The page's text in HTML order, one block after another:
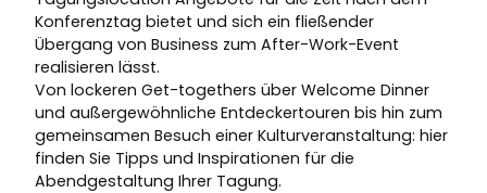
Konferenztag bietet und sich ein fließender
Übergang von Business zum After-Work-Event
realisieren lässt.
Von lockeren Get-togethers über Welcome Dinner
und außergewöhnliche Entdeckertouren bis hin zum
gemeinsamen Besuch einer Kulturveranstaltung: hier
finden Sie Tipps und Inspirationen für die
Abendgestaltung Ihrer Tagung.